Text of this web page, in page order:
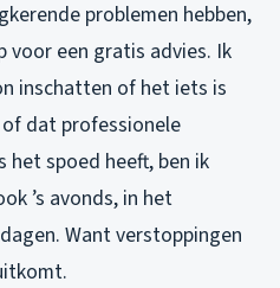
problemen hebben,
voor een gratis advies. Ik
inschatten of het iets is
dat professionele
het spoed heeft, ben ik
’s avonds, in het
Want verstoppingen